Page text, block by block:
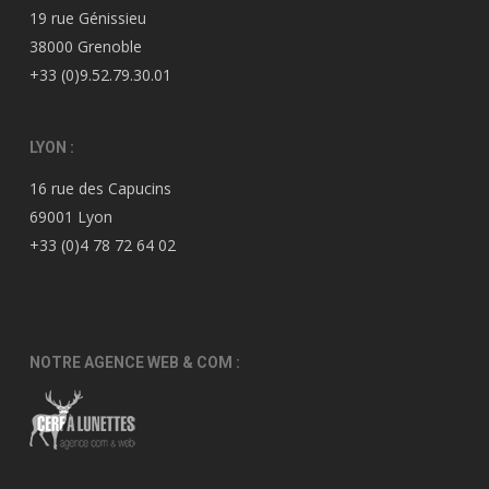
19 rue Génissieu
38000 Grenoble
+33 (0)9.52.79.30.01
LYON :
16 rue des Capucins
69001 Lyon
+33 (0)4 78 72 64 02
NOTRE AGENCE WEB & COM :